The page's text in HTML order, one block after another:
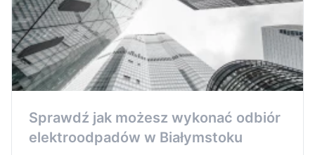
Sprawdź jak możesz wykonać odbiór
elektroodpadów w Białymstoku